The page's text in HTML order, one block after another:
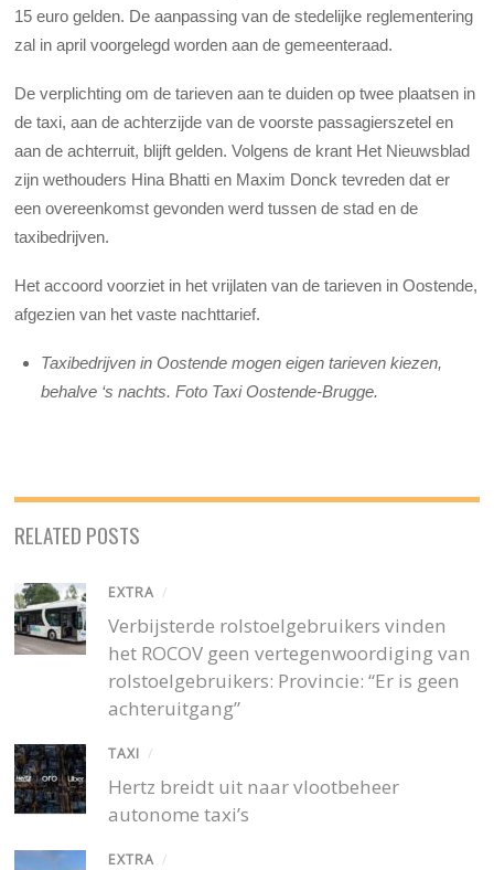
15 euro gelden. De aanpassing van de stedelijke reglementering
zal in april voorgelegd worden aan de gemeenteraad.
De verplichting om de tarieven aan te duiden op twee plaatsen in
de taxi, aan de achterzijde van de voorste passagierszetel en
aan de achterruit, blijft gelden. Volgens de krant Het Nieuwsblad
zijn wethouders Hina Bhatti en Maxim Donck tevreden dat er
een overeenkomst gevonden werd tussen de stad en de
taxibedrijven.
Het accoord voorziet in het vrijlaten van de tarieven in Oostende,
afgezien van het vaste nachttarief.
Taxibedrijven in Oostende mogen eigen tarieven kiezen,
behalve ‘s nachts. Foto Taxi Oostende-Brugge.
RELATED POSTS
EXTRA /
Verbijsterde rolstoelgebruikers vinden
het ROCOV geen vertegenwoordiging van
rolstoelgebruikers: Provincie: “Er is geen
achteruitgang”
TAXI /
Hertz breidt uit naar vlootbeheer
autonome taxi’s
EXTRA /